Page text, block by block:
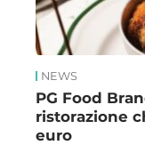
NEWS
PG Food
ristorazione
euro